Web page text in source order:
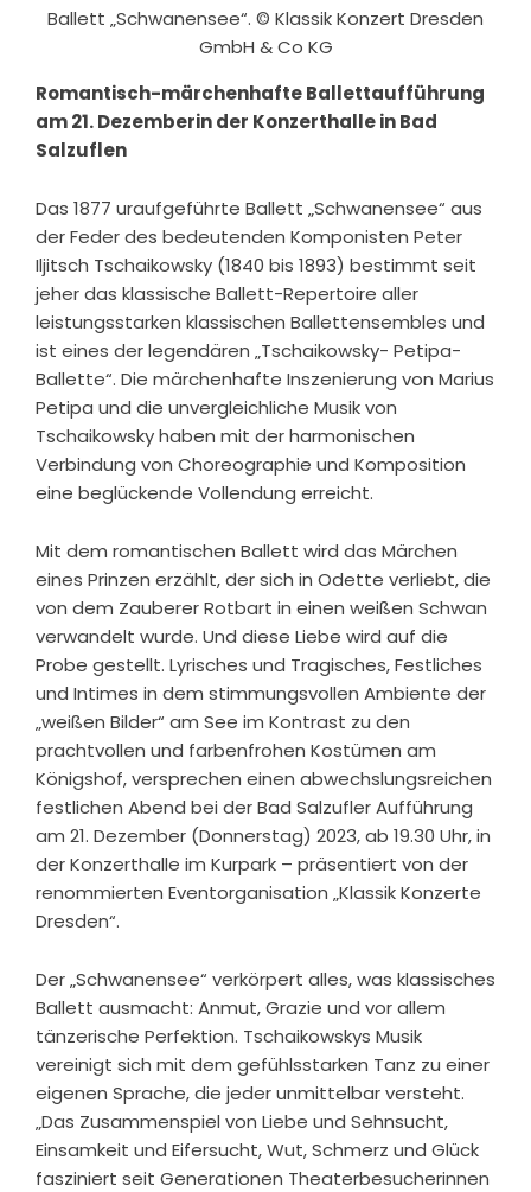
Ballett „Schwanensee“. © Klassik Konzert Dresden
GmbH & Co KG
Romantisch-märchenhafte Ballettaufführung
am 21. Dezemberin der Konzerthalle in Bad
Salzuflen
Das 1877 uraufgeführte Ballett „Schwanensee“ aus
der Feder des bedeutenden Komponisten Peter
Iljitsch Tschaikowsky (1840 bis 1893) bestimmt seit
jeher das klassische Ballett-Repertoire aller
leistungsstarken klassischen Ballettensembles und
ist eines der legendären „Tschaikowsky- Petipa-
Ballette“. Die märchenhafte Inszenierung von Marius
Petipa und die unvergleichliche Musik von
Tschaikowsky haben mit der harmonischen
Verbindung von Choreographie und Komposition
eine beglückende Vollendung erreicht.
Mit dem romantischen Ballett wird das Märchen
eines Prinzen erzählt, der sich in Odette verliebt, die
von dem Zauberer Rotbart in einen weißen Schwan
verwandelt wurde. Und diese Liebe wird auf die
Probe gestellt. Lyrisches und Tragisches, Festliches
und Intimes in dem stimmungsvollen Ambiente der
„weißen Bilder“ am See im Kontrast zu den
prachtvollen und farbenfrohen Kostümen am
Königshof, versprechen einen abwechslungsreichen
festlichen Abend bei der Bad Salzufler Aufführung
am 21. Dezember (Donnerstag) 2023, ab 19.30 Uhr, in
der Konzerthalle im Kurpark – präsentiert von der
renommierten Eventorganisation „Klassik Konzerte
Dresden“.
Der „Schwanensee“ verkörpert alles, was klassisches
Ballett ausmacht: Anmut, Grazie und vor allem
tänzerische Perfektion. Tschaikowskys Musik
vereinigt sich mit dem gefühlsstarken Tanz zu einer
eigenen Sprache, die jeder unmittelbar versteht.
„Das Zusammenspiel von Liebe und Sehnsucht,
Einsamkeit und Eifersucht, Wut, Schmerz und Glück
fasziniert seit Generationen Theaterbesucherinnen